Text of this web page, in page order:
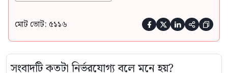
মোট ভোট: ৫১১৬     
সংবাদটি কতটা নির্ভরযোগ্য বলে মনে হয়?